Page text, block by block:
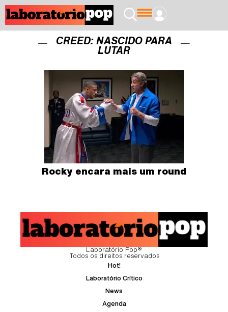
CREED: NASCIDO PARA
LUTAR
Rocky encara mais um round
Laboratório Pop®
Todos os direitos reservados
Hot!
Laboratório Crítico
News
Agenda